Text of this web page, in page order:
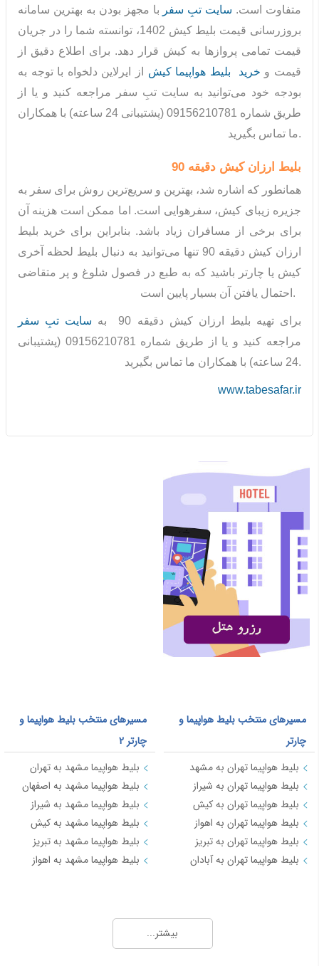
متفاوت است. سایت تبِ سفر با مجهز بودن به بهترین سامانه
بروزرسانی قیمت بلیط کیش 1402، توانسته شما را در جریان
قیمت تمامی پروازها به کیش قرار دهد. برای اطلاع دقیق از
قیمت و خرید بلیط هواپیما کیش از ایرلاین دلخواه با توجه به
بودجه خود می‌توانید به سایت تبِ سفر مراجعه کنید و یا از
طریق شماره 09156210781 (پشتیبانی 24 ساعته) با همکاران
ما تماس بگیرید.
بلیط ارزان کیش دقیقه 90
همانطور که اشاره شد، بهترین و سریع‌ترین روش برای سفر به
جزیره زیبای کیش، سفرهوایی است. اما ممکن است هزینه آن
برای برخی از مسافران زیاد باشد. بنابراین برای خرید بلیط
ارزان کیش دقیقه 90 تنها می‌توانید به دنبال بلیط لحظه آخری
کیش یا چارتر باشید که به طبع در فصول شلوغ و پر متقاضی
احتمال یافتن آن بسیار پایین است.
برای تهیه بلیط ارزان کیش دقیقه 90 به
سایت تبِ سفر
مراجعه کنید و یا از طریق شماره 09156210781 (پشتیبانی
24 ساعته) با همکاران ما تماس بگیرید.
www.tabesafar.ir
مسیرهای منتخب بلیط هواپیما و
چارتر
بلیط هواپیما تهران به مشهد
بلیط هواپیما تهران به شیراز
بلیط هواپیما تهران به کیش
بلیط هواپیما تهران به اهواز
بلیط هواپیما تهران به تبریز
بلیط هواپیما تهران به آبادان
مسیرهای منتخب بلیط هواپیما و
چارتر 2
بلیط هواپیما مشهد به تهران
بلیط هواپیما مشهد به اصفهان
بلیط هواپیما مشهد به شیراز
بلیط هواپیما مشهد به کیش
بلیط هواپیما مشهد به تبریز
بلیط هواپیما مشهد به اهواز
بلیط هواپیما کیش به تهران
بیشتر...